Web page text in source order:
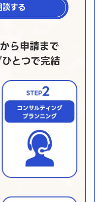
する
ら申請まで
とつで完結